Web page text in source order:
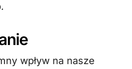
wpływ na nasze